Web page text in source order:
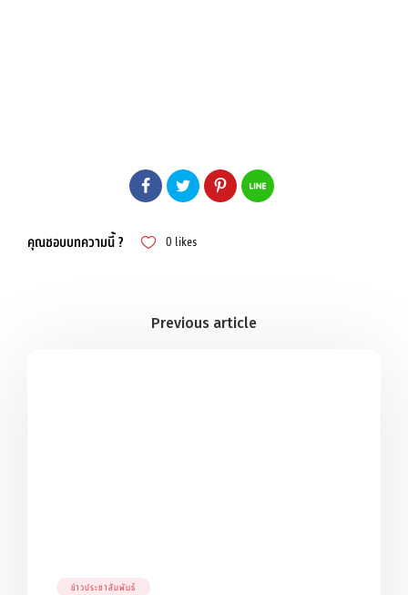
คุณชอบบทความนี้ ? 0 likes
ข่าวประชาสัมพันธ์